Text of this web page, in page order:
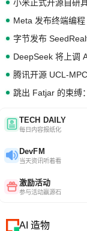
小米正式开源自研
Meta 发布终端编
字节发布
DeepSeek 将上调
腾讯开源 UCL-
TECH DAILY
每日内容报纸化
DevFM
当天资讯听着看
激励活动
参与活动赢源石
AI 造物